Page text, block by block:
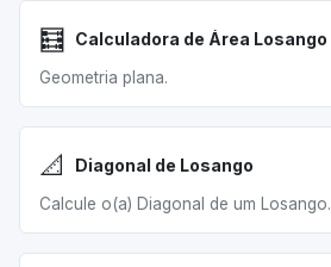
🧮 Calculadora de Área Losango
Geometria plana.
📐 Diagonal de Losango
Calcule o(a) Diagonal de um Losango.